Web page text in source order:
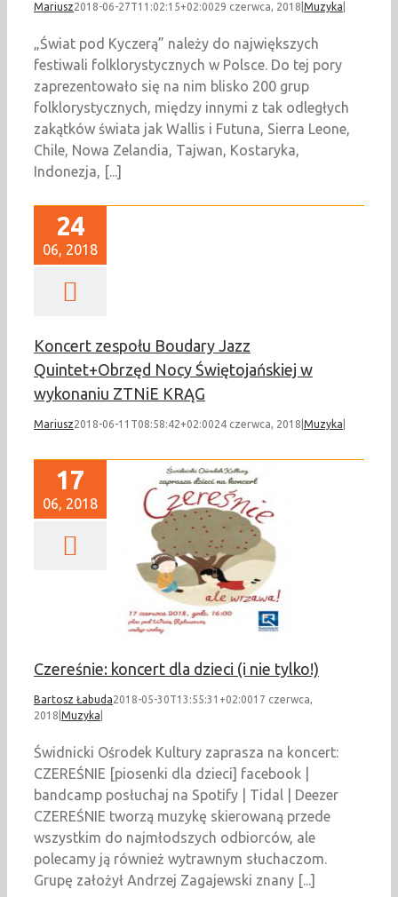
Mariusz2018-06-27T11:02:15+02:0029 czerwca, 2018 Muzyka
„Świat pod Kyczerą” należy do największych
festiwali folklorystycznych w Polsce. Do tej pory
zaprezentowało się na nim blisko 200 grup
folklorystycznych, między innymi z tak odległych
zakątków świata jak Wallis i Futuna, Sierra Leone,
Chile, Nowa Zelandia, Tajwan, Kostaryka,
Indonezja, [...]
24
06, 2018
Koncert zespołu Boudary Jazz
Quintet+Obrzęd Nocy Świętojańskiej w
wykonaniu ZTNiE KRĄG
Mariusz2018-06-11T08:58:42+02:0024 czerwca, 2018 Muzyka
17
06, 2018
koncert dla
Czereśnie: koncert dla dzieci (i nie tylko!)
Bartosz Łabuda2018-05-30T13:55:31+02:0017 czerwca,
2018 Muzyka
Świdnicki Ośrodek Kultury zaprasza na koncert:
CZEREŚNIE [piosenki dla dzieci] facebook |
bandcamp posłuchaj na Spotify | Tidal | Deezer
CZEREŚNIE tworzą muzykę skierowaną przede
wszystkim do najmłodszych odbiorców, ale
polecamy ją również wytrawnym słuchaczom.
Grupę założył Andrzej Zagajewski znany [...]